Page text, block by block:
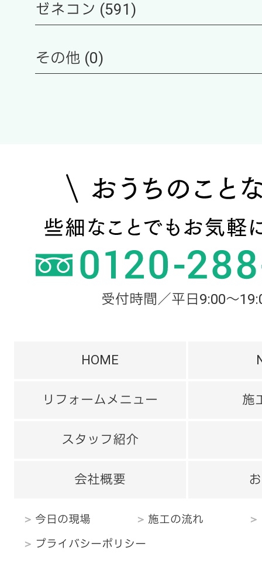
ゼネコン (591)
その他 (0)
受付時間／平日9:00～
HOME
リフォームメニュー 施
スタッフ紹介
会社概要
今日の現場 施工の流れ
プライバシーポリシー